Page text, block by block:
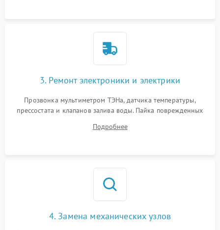
3. Ремонт электроники и электрики
Прозвонка мультиметром ТЭНа, датчика температуры,
прессостата и клапанов залива воды. Пайка поврежденных
Восстановление целостности проводки и контактов.
Подробнее
4. Замена механических узлов